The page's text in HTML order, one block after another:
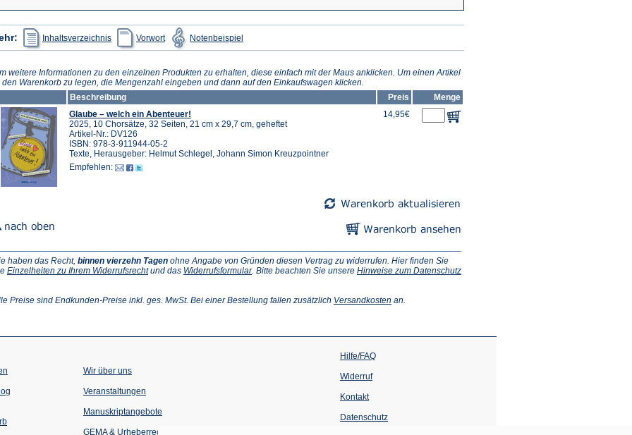
in
einem
neuen
Inhaltsverzeichnis
(Öffnet
in
einem
Tab)
Vorwort
(Öffnet
in
einem
Tab)
Notenbeispiel in
einem
Tab)
weitere Informationen zu den einzelnen Produkten zu erhalten, diese einfach mit der Maus anklicken. Um einen Artikel
den Warenkorb zu legen, die Mengenzahl eingeben und dann auf den Einkaufswagen klicken.
Beschreibung
Preis
Menge
Glaube – welch ein Abenteuer!
2025, 10 Chorsätze, 32 Seiten, 21 cm x 29,7 cm, geheftet
Artikel-Nr.: DV126
ISBN: 978-3-911944-05-2
Texte, Herausgeber: Helmut Schlegel, Johann Simon Kreuzpointner
Empfehlen:
14,95€
haben das Recht, binnen vierzehn Tagen ohne Angabe von Gründen diesen Vertrag zu widerrufen. Hier finden Sie
Einzelheiten zu Ihrem Widerrufsrecht(Öffnet
neuen
und das Widerrufsformular(Öffnet
neuen
. Bitte beachten Sie unsere Hinweise zum Datenschutz
Preise sind Endkunden-Preise inkl. ges. MwSt. Bei einer Bestellung fallen zusätzlich Versandkosten (Öffnet
Tab)
an.
Wir über uns
Veranstaltungen
einem
Tab)
Manuskriptangebote
GEMA & Urheberrecht
Hilfe/FAQ
Widerruf
Kontakt
Datenschutz